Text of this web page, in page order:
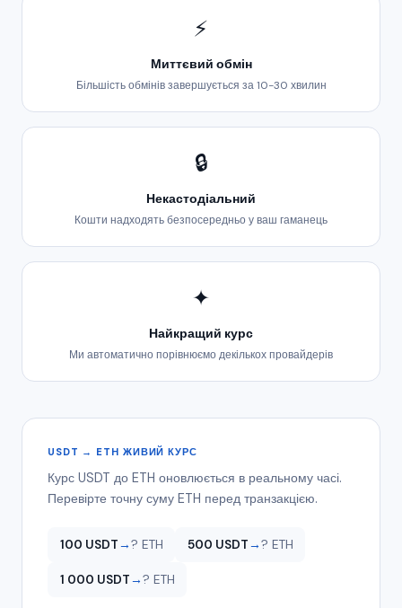
⚡
Миттєвий обмін
Більшість обмінів завершується за 10-30 хвилин
🔒
Некастодіальний
Кошти надходять безпосередньо у ваш гаманець
✦
Найкращий курс
Ми автоматично порівнюємо декількох провайдерів
USDT → ETH ЖИВИЙ КУРС
Курс USDT до ETH оновлюється в реальному часі.
Перевірте точну суму ETH перед транзакцією.
100 USDT→? ETH 500 USDT→? ETH
1 000 USDT→? ETH